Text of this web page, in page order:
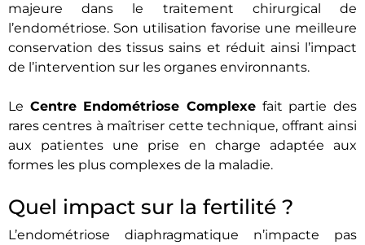
majeure dans le traitement chirurgical de
l’endométriose. Son utilisation favorise une meilleure
conservation des tissus sains et réduit ainsi l’impact
de l’intervention sur les organes environnants.
Le Centre Endométriose Complexe fait partie des
rares centres à maîtriser cette technique, offrant ainsi
aux patientes une prise en charge adaptée aux
formes les plus complexes de la maladie.
Quel impact sur la fertilité ?
L’endométriose diaphragmatique n’impacte pas